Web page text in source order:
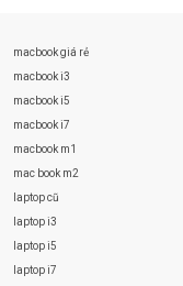
macbook giá rẻ
macbook i3
macbook i5
macbook i7
macbook m1
mac book m2
laptop cũ
laptop i3
laptop i5
laptop i7